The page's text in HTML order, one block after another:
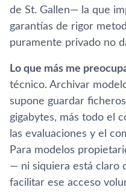
de St. Gallen— la que
garantías de rigor
puramente privado no
Lo que más me
técnico. Archivar
supone guardar
gigabytes, más todo el
las evaluaciones y el
Para modelos
— ni siquiera está claro
facilitar ese acceso